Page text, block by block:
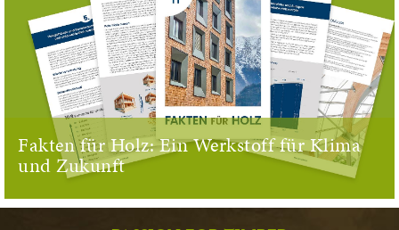
Fakten für Holz: Ein Werkstoff für Klima
und Zukunft